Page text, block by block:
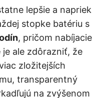
lepšie a napriek
stopke batériu s
, pričom nabíjacie
je ale zdôrazniť, že
zložitejších
transparentný
na zvýšenom